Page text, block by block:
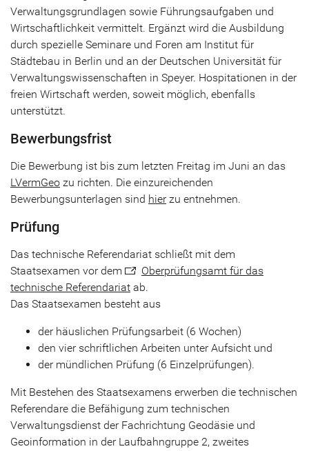
Verwaltungsgrundlagen sowie Führungsaufgaben und
Wirtschaftlichkeit vermittelt. Ergänzt wird die Ausbildung
durch spezielle Seminare und Foren am Institut für
Städtebau in Berlin und an der Deutschen Universität für
Verwaltungswissenschaften in Speyer. Hospitationen in der
freien Wirtschaft werden, soweit möglich, ebenfalls
unterstützt.
Bewerbungsfrist
Die Bewerbung ist bis zum letzten Freitag im Juni an das
LVermGeo zu richten. Die einzureichenden
Bewerbungsunterlagen sind hierzu entnehmen.
Prüfung
Das technische Referendariat schließt mit dem
Staatsexamen vor dem
Oberprüfungsamt für das
technische Referendariat ab.
Das Staatsexamen besteht aus
der häuslichen Prüfungsarbeit (6 Wochen)
den vier schriftlichen Arbeiten unter Aufsicht und
der mündlichen Prüfung (6 Einzelprüfungen).
Mit Bestehen des Staatsexamens erwerben die technischen
Referendare die Befähigung zum technischen
Verwaltungsdienst der Fachrichtung Geodäsie und
Geoinformation in der Laufbahngruppe 2, zweites